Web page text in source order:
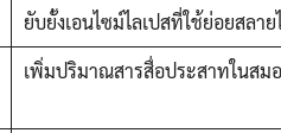
ยับยั้งเอนไซม์ไลเปสที่ใช้ย่อยสล
เพิ่มปริมาณสารสื่อประสาทในสม